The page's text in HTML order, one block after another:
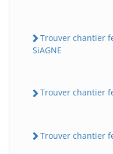
Trouver chantier
SiAGNE
Trouver chantier
Trouver chantier